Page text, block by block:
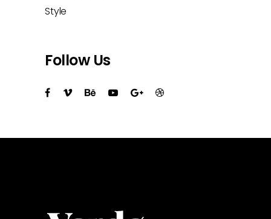
Style
Follow Us